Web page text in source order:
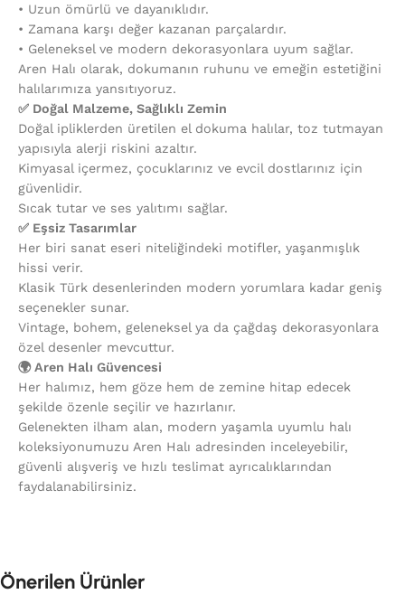
•⁠ ⁠Uzun ömürlü ve dayanıklıdır.
•⁠ ⁠Zamana karşı değer kazanan parçalardır.
•⁠ ⁠Geleneksel ve modern dekorasyonlara uyum sağlar.
Aren Halı olarak, dokumanın ruhunu ve emeğin estetiğini
halılarımıza yansıtıyoruz.
✅ Doğal Malzeme, Sağlıklı Zemin
Doğal ipliklerden üretilen el dokuma halılar, toz tutmayan
yapısıyla alerji riskini azaltır.
Kimyasal içermez, çocuklarınız ve evcil dostlarınız için
güvenlidir.
Sıcak tutar ve ses yalıtımı sağlar.
✅ Eşsiz Tasarımlar
Her biri sanat eseri niteliğindeki motifler, yaşanmışlık
hissi verir.
Klasik Türk desenlerinden modern yorumlara kadar geniş
seçenekler sunar.
Vintage, bohem, geleneksel ya da çağdaş dekorasyonlara
özel desenler mevcuttur.
🌍 Aren Halı Güvencesi
Her halımız, hem göze hem de zemine hitap edecek
şekilde özenle seçilir ve hazırlanır.
Gelenekten ilham alan, modern yaşamla uyumlu halı
koleksiyonumuzu Aren Halı adresinden inceleyebilir,
güvenli alışveriş ve hızlı teslimat ayrıcalıklarından
faydalanabilirsiniz.
Önerilen Ürünler